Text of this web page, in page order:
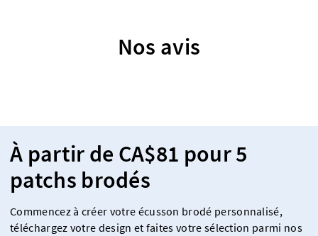
Nos avis
À partir de CA$81 pour 5
patchs brodés
Commencez à créer votre écusson brodé personnalisé,
téléchargez votre design et faites votre sélection parmi nos